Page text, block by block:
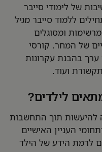
של לימודי סייבר
ללמוד סייבר מגיל
ומסוגלים
של המחר. קורסי
ערך בהבנת עקרונות
ועוד.
לילדים?
להיעשות תוך התחשבות
העניין האישיים
לרמת הידע של הילד